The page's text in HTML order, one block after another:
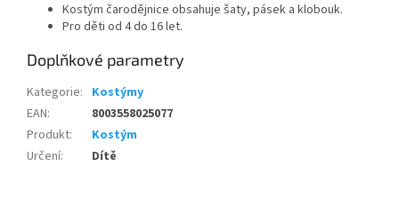
Kostým čarodějnice obsahuje šaty, pásek a klobouk.
Pro děti od 4 do 16 let.
Doplňkové parametry
Kategorie: Kostýmy
EAN:
8003558025077
Produkt:
Kostým
Určení: Dítě